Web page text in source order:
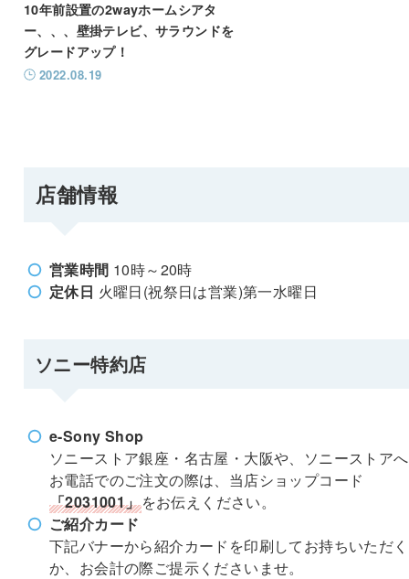
10年前設置の2wayホームシアタ
ー、、、壁掛テレビ、サラウンドを
グレードアップ！
2022.08.19
店舗情報
営業時間 10時～20時
定休日 火曜日(祝祭日は営業)第一水曜日
ソニー特約店
e-Sony Shop
ソニーストア銀座・名古屋・大阪や、ソニーストア
お電話でのご注文の際は、当店ショップコード
「2031001」をお伝えください。
ご紹介カード
下記バナーから紹介カードを印刷してお持ちいただく
か、お会計の際ご提示くださいませ。